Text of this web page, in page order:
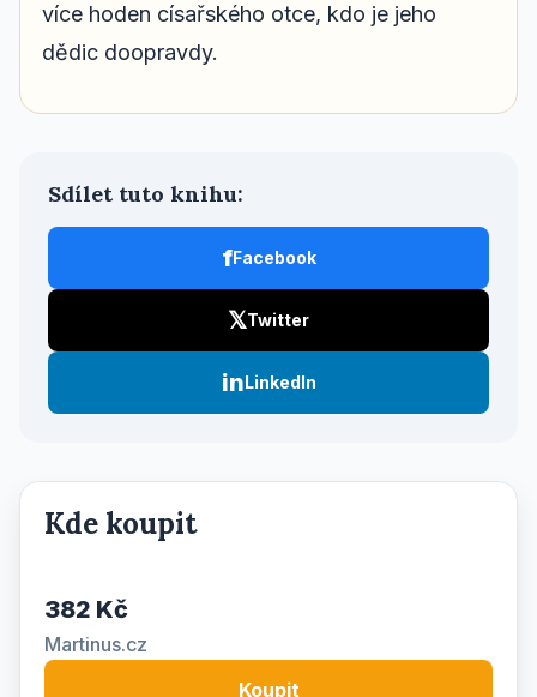
více hoden císařského otce, kdo je jeho
dědic doopravdy.
Sdílet tuto knihu:
fFacebook
𝕏Twitter
inLinkedIn
Kde koupit
382 Kč
Martinus.cz
Koupit